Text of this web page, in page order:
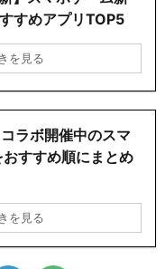
すめアプリTOP5
を見る
ラボ開催中のスマ
すすめ順にまとめ
を見る